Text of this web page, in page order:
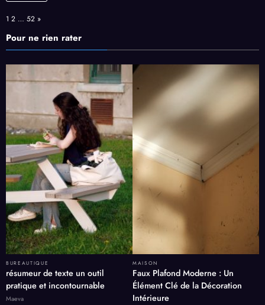
Page:
1 2 … 52 Next
»
Pour ne rien rater
BUREAUTIQUE
résumeur de texte un outil
pratique et incontournable
Maeva
MAISON
Faux Plafond Moderne : Un
Élément Clé de la Décoration
Intérieure